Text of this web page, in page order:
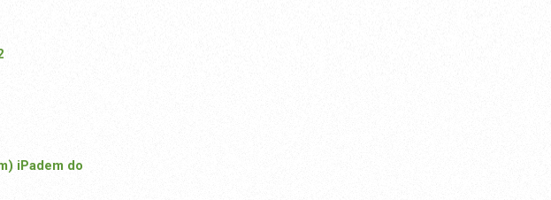
iPadem do